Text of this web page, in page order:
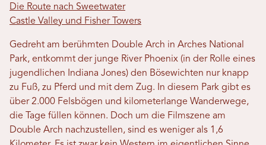
Die Route nach Sweetwater
Castle Valley und Fisher Towers
Gedreht am berühmten Double Arch in Arches National
Park, entkommt der junge River Phoenix (in der Rolle eines
jugendlichen Indiana Jones) den Bösewichten nur knapp
zu Fuß, zu Pferd und mit dem Zug. In diesem Park gibt es
über 2.000 Felsbögen und kilometerlange Wanderwege,
die Tage füllen können. Doch um die Filmszene am
Double Arch nachzustellen, sind es weniger als 1,6